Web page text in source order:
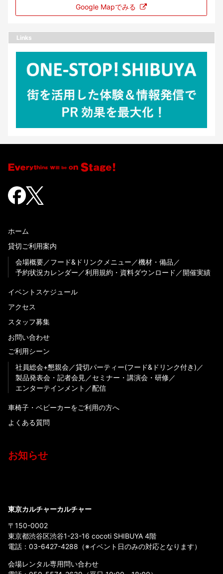
Google Mapでみる
Links
ホーム
貸切ご利用案内
会場概要
フード&ドリンクメニュー
機材・備品
予約状況カレンダー
利用規約・資料ダウンロード 開催実績
イベントスケジュール
アクセス
スタッフ募集
お問い合わせ
ご利用シーン
社員総会+懇親会
貸切パーティー(フード&ドリンク付き)
製品発表会・記者会見
セミナー・講演会・研修
エンターテインメント
配信
車椅子・ベビーカーをご利用の方へ
よくある質問
お知らせ
東京カルチャーカルチャー
〒150-0002
東京都渋谷区渋谷1-23-16 cocoti SHIBUYA 4階
電話： 03-6427-4288 （※イベント日のみの対応となります）
会場レンタル専用問い合わせ